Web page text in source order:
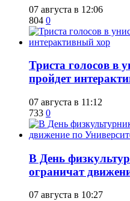
07 августа в 12:06
804 0
​Триста голосов в
пройдет
07 августа в 11:12
733 0
​В День
ограничат
07 августа в 10:27